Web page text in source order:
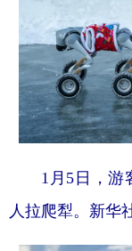
1月5日，游客
人拉爬犁。新华